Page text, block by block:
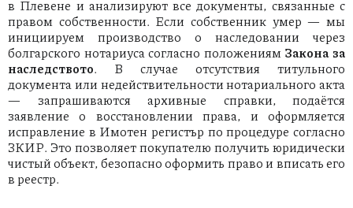
в Плевене и анализируют все документы, связанные с
правом собственности. Если собственник умер — мы
инициируем производство о наследовании через
болгарского нотариуса согласно положениям Закона за
наследството. В случае отсутствия титульного
документа или недействительности нотариального акта
— запрашиваются архивные справки, подаётся
заявление о восстановлении права, и оформляется
исправление в Имотен регистър по процедуре согласно
ЗКИР. Это позволяет покупателю получить юридически
чистый объект, безопасно оформить право и вписать его
в реестр.